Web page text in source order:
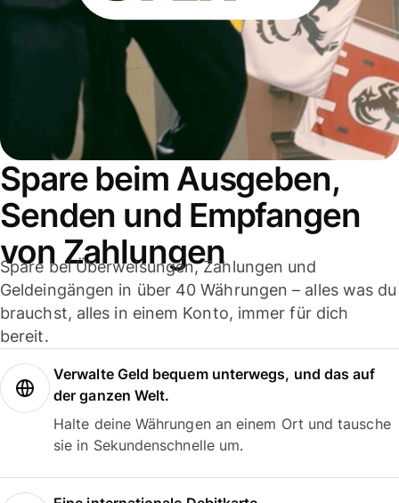
Spare beim Ausgeben,
Senden und Empfangen
von Zahlungen
Spare bei Überweisungen, Zahlungen und
Geldeingängen in über 40 Währungen – alles was du
brauchst, alles in einem Konto, immer für dich
bereit.
Verwalte Geld bequem unterwegs, und das auf
der ganzen Welt.
Halte deine Währungen an einem Ort und tausche
sie in Sekundenschnelle um.